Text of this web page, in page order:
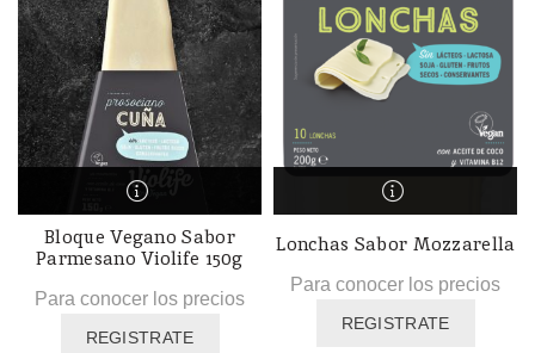
Bloque Vegano Sabor
Parmesano Violife 150g
Para conocer los precios
REGISTRATE
Lonchas Sabor Mozzarella
Para conocer los precios
REGISTRATE